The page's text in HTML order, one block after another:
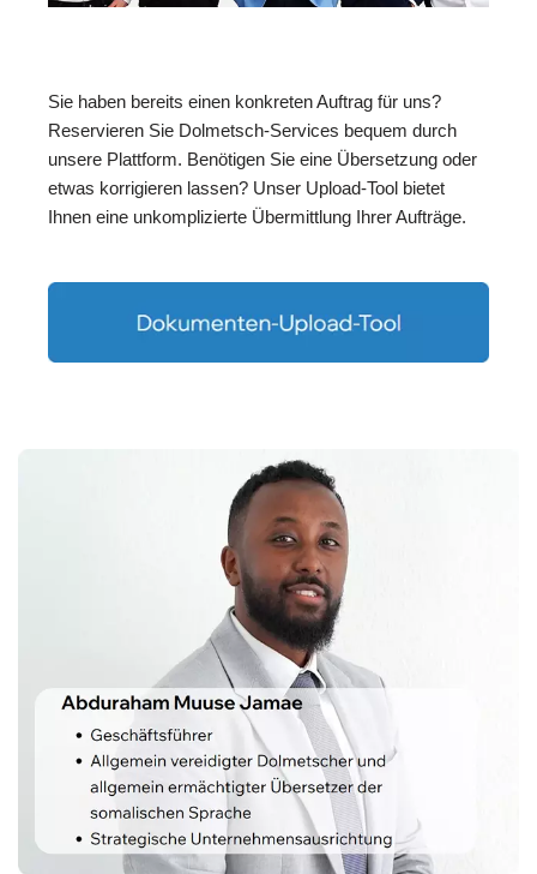
Sie haben bereits einen konkreten Auftrag für uns?
Reservieren Sie Dolmetsch-Services bequem durch
unsere Plattform. Benötigen Sie eine Übersetzung oder
etwas korrigieren lassen? Unser Upload-Tool bietet
Ihnen eine unkomplizierte Übermittlung Ihrer Aufträge.